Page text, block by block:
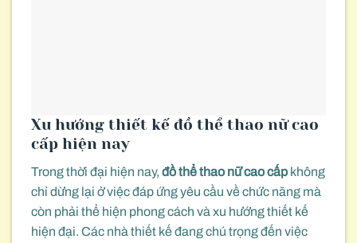
Xu hướng thiết kế đồ thể thao nữ cao
cấp hiện nay
Trong thời đại hiện nay, đồ thể thao nữ cao cấp không
chỉ dừng lại ở việc đáp ứng yêu cầu về chức năng mà
còn phải thể hiện phong cách và xu hướng thiết kế
hiện đại. Các nhà thiết kế đang chú trọng đến việc